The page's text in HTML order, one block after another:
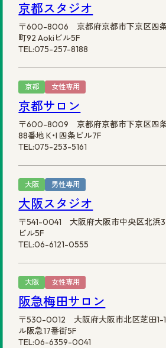
京都スタジオ
〒600-8006 京都府京都市下京区四
町92 Aokiビル5F
TEL:075-257-8188
京都 女性専用
京都サロン
〒600-8009 京都府京都市下京区四
88番地 K・I 四条ビル7F
TEL:075-253-5161
大阪 男性専用
大阪スタジオ
〒541-0041 大阪府大阪市中央区北
ビル5F
TEL:06-6121-0555
大阪 女性専用
阪急梅田サロン
〒530-0012 大阪府大阪市北区芝田1-
ル阪急17番街5F
TEL:06-6359-0041